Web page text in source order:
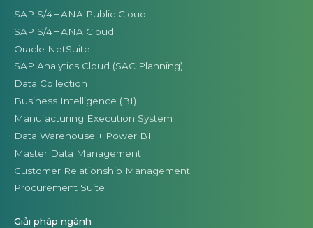
SAP S/4HANA Public Cloud
SAP S/4HANA Cloud
Oracle NetSuite
SAP Analytics Cloud (SAC Planning)
Data Collection
Business Intelligence (BI)
Manufacturing Execution System
Data Warehouse + Power BI
Master Data Management
Customer Relationship Management
Procurement Suite
Giải pháp ngành